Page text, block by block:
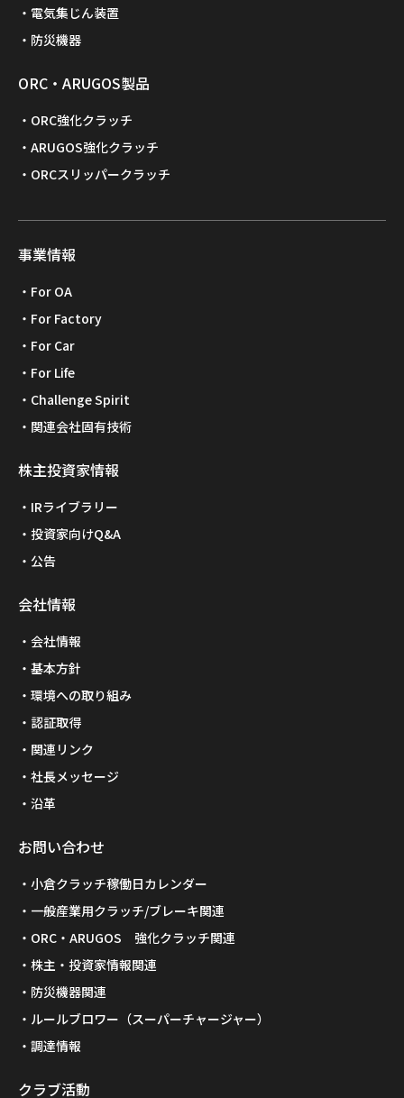
電気集じん装置
防災機器
ORC・ARUGOS製品
ORC強化クラッチ
ARUGOS強化クラッチ
ORCスリッパークラッチ
事業情報
For OA
For Factory
For Car
For Life
Challenge Spirit
関連会社固有技術
株主投資家情報
IRライブラリー
投資家向けQ&A
公告
会社情報
会社情報
基本方針
環境への取り組み
認証取得
関連リンク
社長メッセージ
沿革
お問い合わせ
小倉クラッチ稼働日カレンダー
一般産業用クラッチ/ブレーキ関連
ORC・ARUGOS 強化クラッチ関連
株主・投資家情報関連
防災機器関連
ルールブロワー（スーパーチャージャー）
調達情報
クラブ活動